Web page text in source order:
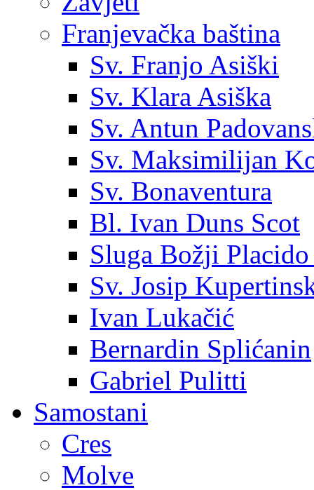
Franjevačka baština
Sv. Franjo Asiški
Sv. Klara Asiška
Sv. Antun
Sv. Maksimilijan
Sv. Bonaventura
Bl. Ivan Duns Scot
Sluga Božji Placido
Sv. Josip
Ivan Lukačić
Bernardin Splićanin
Gabriel Pulitti
Samostani
Cres
Molve